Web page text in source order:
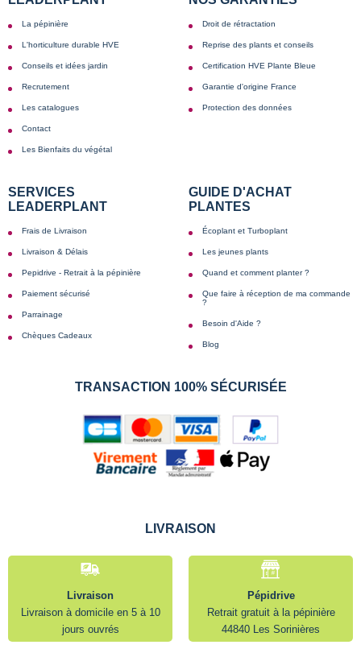
La pépinière
L'horticulture durable HVE
Conseils et idées jardin
Recrutement
Les catalogues
Contact
Les Bienfaits du végétal
Droit de rétractation
Reprise des plants et conseils
Certification HVE Plante Bleue
Garantie d'origine France
Protection des données
SERVICES
LEADERPLANT
Frais de Livraison
Livraison & Délais
Pepidrive - Retrait à la pépinière
Paiement sécurisé
Parrainage
Chèques Cadeaux
GUIDE D'ACHAT
PLANTES
Écoplant et Turboplant
Les jeunes plants
Quand et comment planter ?
Que faire à réception de ma commande
?
Besoin d'Aide ?
Blog
TRANSACTION 100% SÉCURISÉE
LIVRAISON
Livraison
Livraison à domicile en 5 à 10
jours ouvrés
Pépidrive
Retrait gratuit à la pépinière
44840 Les Sorinières